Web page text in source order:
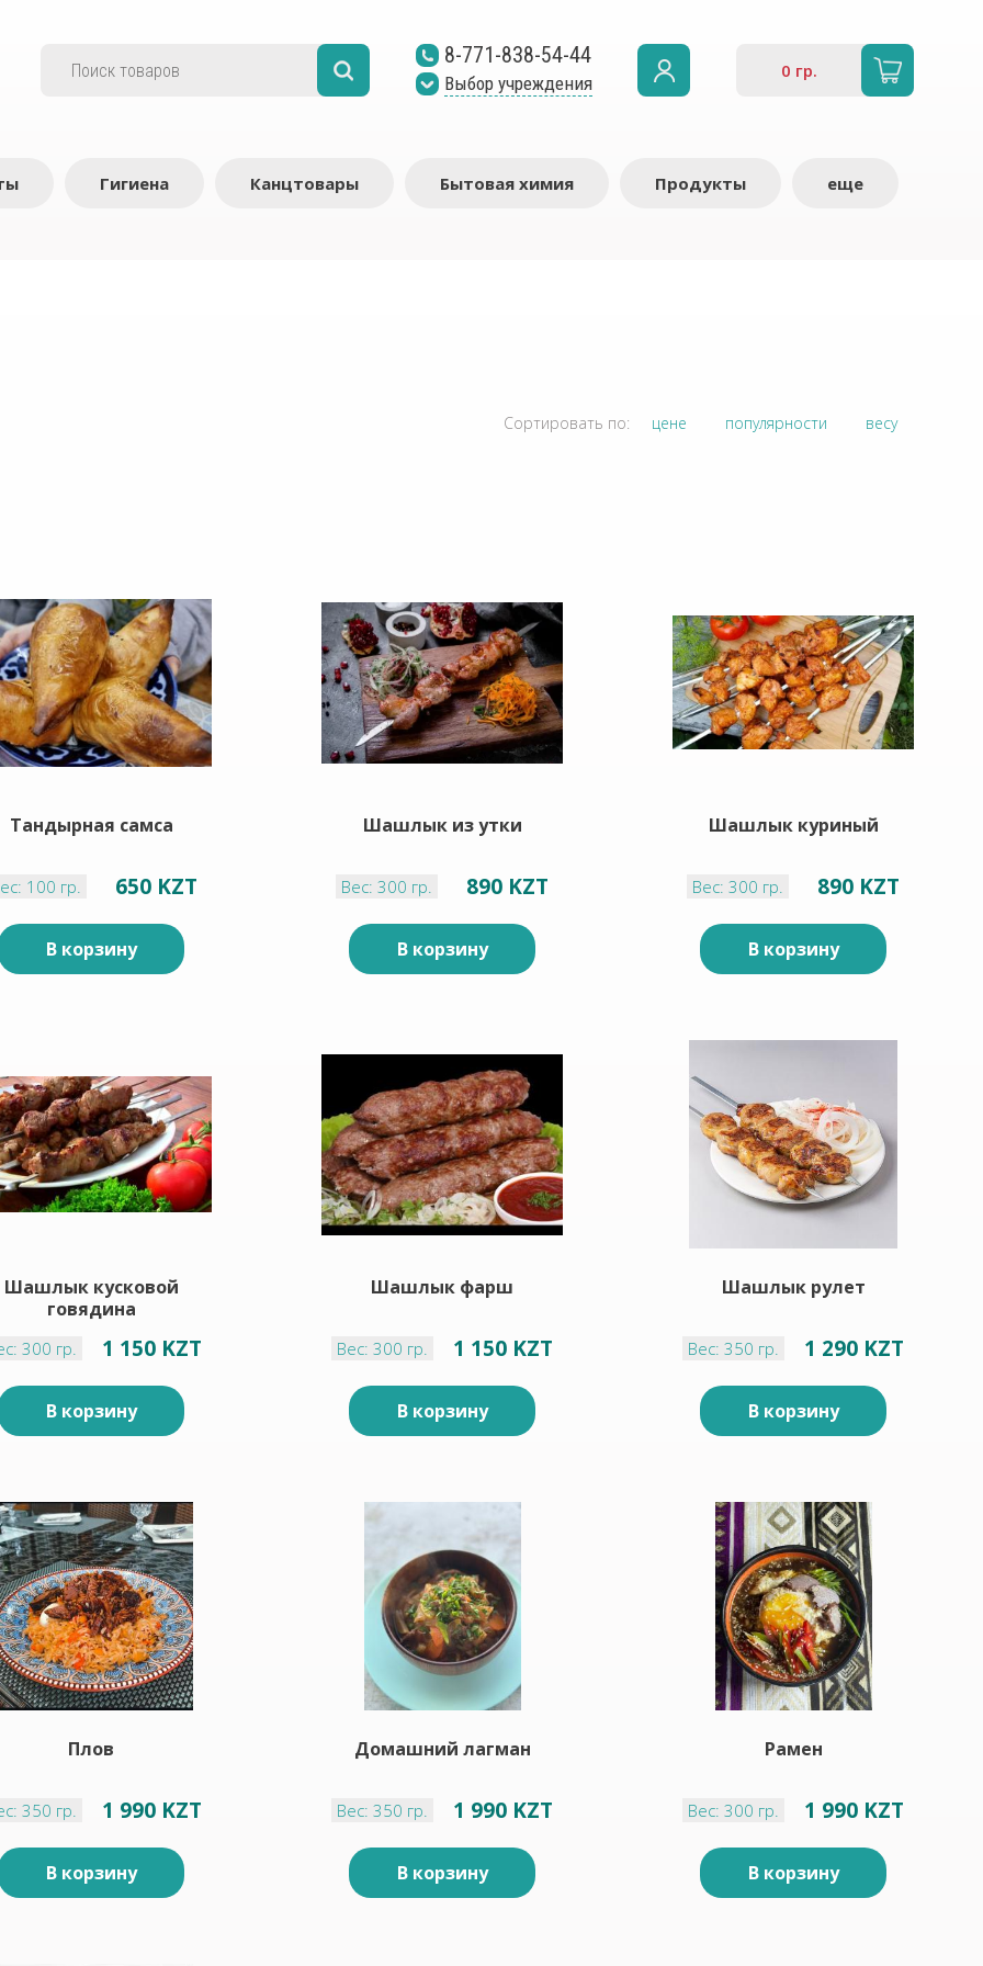
8-771-838-54-44
Выбор учреждения
0 гр.
Гигиена Канцтовары Бытовая химия Продукты еще
Сортировать по: цене популярности весу
Тандырная самса
100 гр. 650 KZT
В корзину
Шашлык из утки
Вес: 300 гр. 890 KZT
В корзину
Шашлык куриный
Вес: 300 гр. 890 KZT
В корзину
Шашлык кусковой
говядина
300 гр. 1 150 KZT
В корзину
Шашлык фарш
Вес: 300 гр. 1 150 KZT
В корзину
Шашлык рулет
Вес: 350 гр. 1 290 KZT
В корзину
Плов
350 гр. 1 990 KZT
В корзину
Домашний лагман
Вес: 350 гр. 1 990 KZT
В корзину
Рамен
Вес: 300 гр. 1 990 KZT
В корзину